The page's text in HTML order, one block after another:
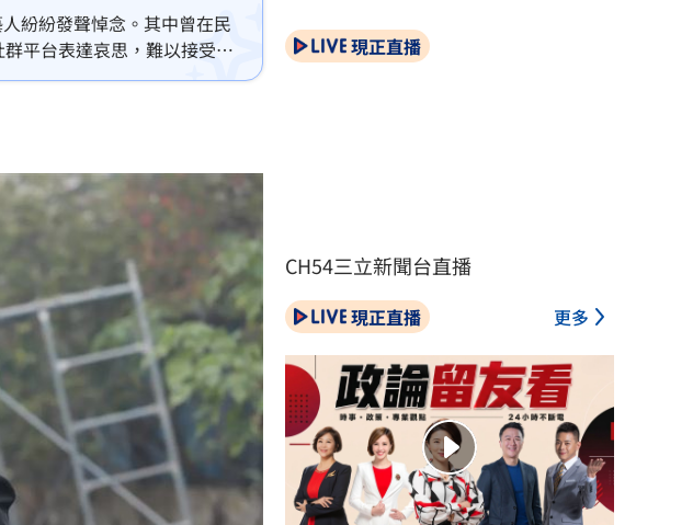
紛紛發聲悼念。其中曾在民
平台表達哀思，難以接受突
現正直播
CH54三立新聞台直播
現正直播 更多